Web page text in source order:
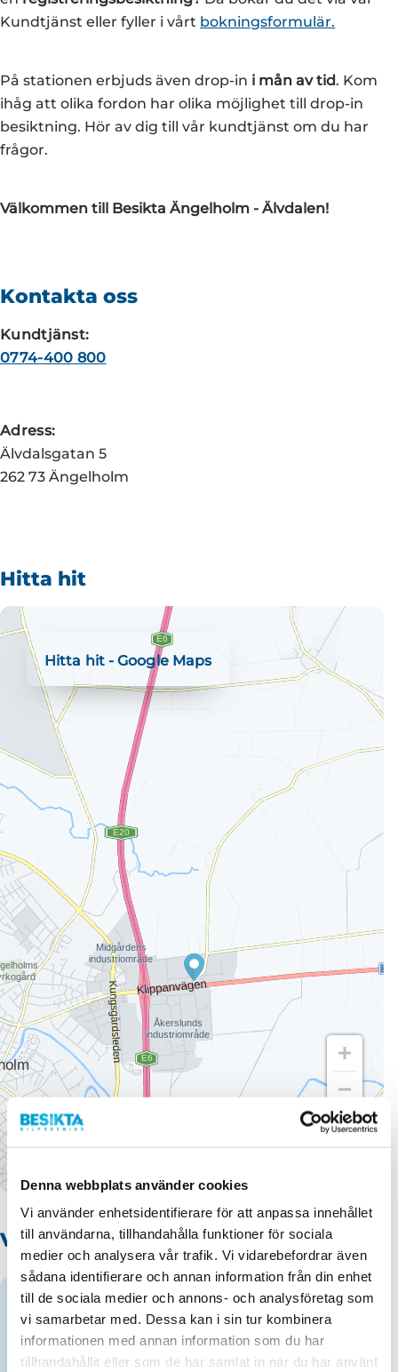
Denna webbplats använder cookies
Vi använder enhetsidentifierare för att anpassa innehållet
till användarna, tillhandahålla funktioner för sociala
medier och analysera vår trafik. Vi vidarebefordrar även
sådana identifierare och annan information från din enhet
till de sociala medier och annons- och analysföretag som
vi samarbetar med. Dessa kan i sin tur kombinera
informationen med annan information som du har
tillhandahållit eller som de har samlat in när du har använt
Kundtjänst eller fyller i vårt bokningsformulär.
På stationen erbjuds även drop-in i mån av tid. Kom
ihåg att olika fordon har olika möjlighet till drop-in
besiktning. Hör av dig till vår kundtjänst om du har
frågor.
Välkommen till Besikta Ängelholm - Älvdalen!
Kontakta oss
Kundtjänst:
0774-400 800
Adress:
Älvdalsgatan 5
262 73 Ängelholm
Hitta hit
Terms of use © 1987–2026 HERE, Lantmateriet
Hitta hit - Google Maps
Våra tjänster
Kontrollbesiktning
Alla fordon.